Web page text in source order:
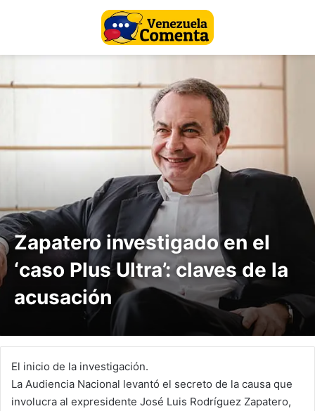
Zapatero investigado en el
‘caso Plus Ultra’: claves de la
acusación
El inicio de la investigación.
La Audiencia Nacional levantó el secreto de la causa que
involucra al expresidente José Luis Rodríguez Zapatero,